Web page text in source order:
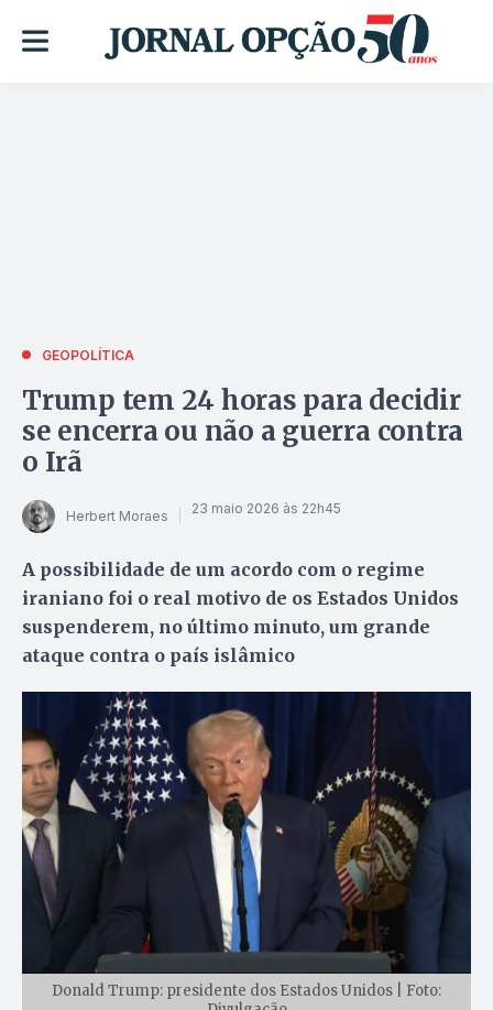
GEOPOLÍTICA
Trump tem 24 horas para decidir
se encerra ou não a guerra contra
o Irã
Herbert Moraes 23 maio 2026 às 22h45
A possibilidade de um acordo com o regime
iraniano foi o real motivo de os Estados Unidos
suspenderem, no último minuto, um grande
ataque contra o país islâmico
Donald Trump: presidente dos Estados Unidos | Foto: